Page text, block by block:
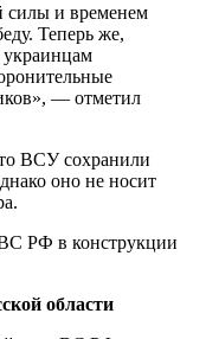
силы и временем
Теперь же,
— отметил
ВСУ сохранили
оно не носит
РФ в конструкции
области